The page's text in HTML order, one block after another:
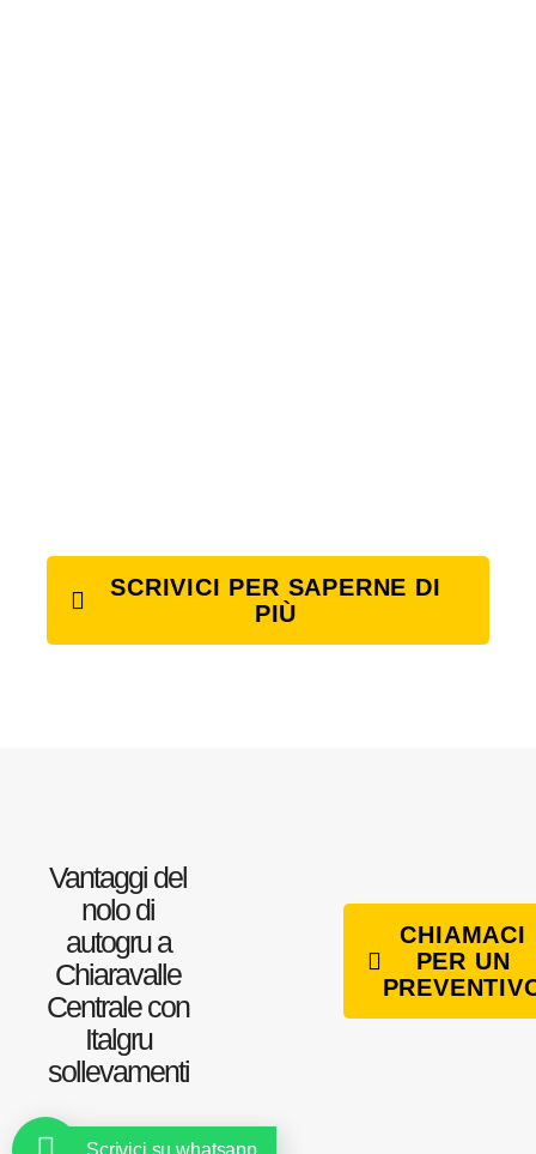
SCRIVICI PER SAPERNE DI
PIÙ
Vantaggi del
nolo di
autogru a
Chiaravalle
Centrale con
Italgru
sollevamenti
CHIAMACI
PER UN
Scrivici su whatsapp